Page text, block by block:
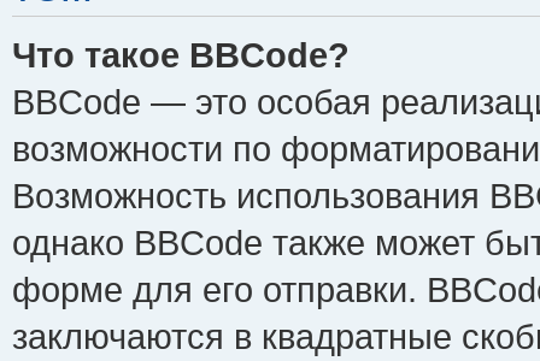
Что такое BBCode?
BBCode — это особая
возможности по
Возможность использования
однако BBCode также может
форме для его отправки.
заключаются в квадратные